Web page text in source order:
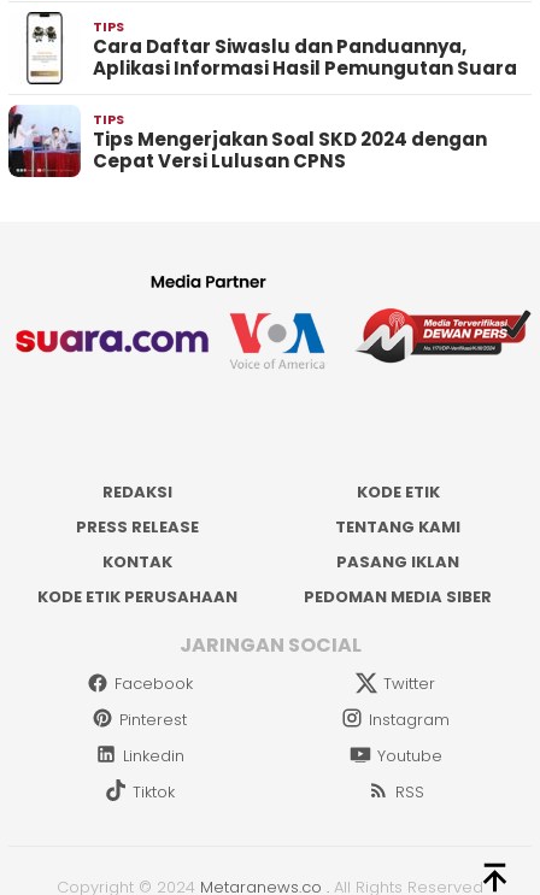
TIPS
Cara Daftar Siwaslu dan Panduannya,
Aplikasi Informasi Hasil Pemungutan Suara
TIPS
Tips Mengerjakan Soal SKD 2024 dengan
Cepat Versi Lulusan CPNS
REDAKSI
KODE ETIK
PRESS RELEASE
TENTANG KAMI
KONTAK
PASANG IKLAN
KODE ETIK PERUSAHAAN
PEDOMAN MEDIA SIBER
JARINGAN SOCIAL
Facebook
Twitter
Pinterest
Instagram
Linkedin
Youtube
Tiktok
RSS
Copyright © 2024 Metaranews.co . All Rights Reserved